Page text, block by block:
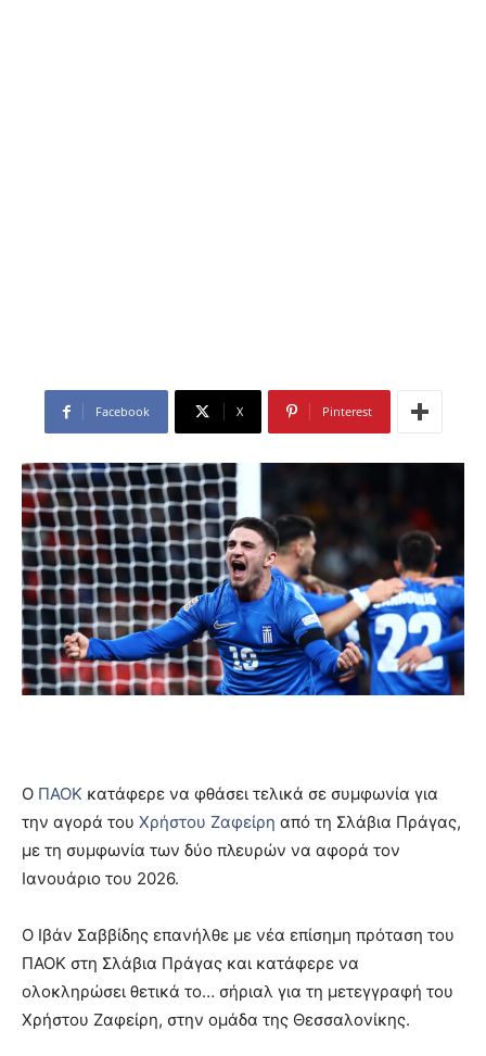
Facebook X Pinterest
Ο ΠΑΟΚ κατάφερε να φθάσει τελικά σε συμφωνία για
την αγορά του Χρήστου Ζαφείρη από τη Σλάβια Πράγας,
με τη συμφωνία των δύο πλευρών να αφορά τον
Ιανουάριο του 2026.
Ο Ιβάν Σαββίδης επανήλθε με νέα επίσημη πρόταση του
ΠΑΟΚ στη Σλάβια Πράγας και κατάφερε να
ολοκληρώσει θετικά το… σήριαλ για τη μετεγγραφή του
Χρήστου Ζαφείρη, στην ομάδα της Θεσσαλονίκης.